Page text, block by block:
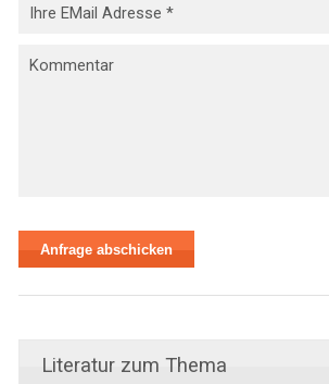
Literatur zum Thema